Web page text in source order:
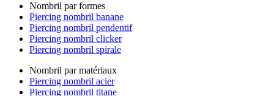
Nombril par formes
Piercing nombril banane
Piercing nombril pendentif
Piercing nombril clicker
Piercing nombril spirale
Nombril par matériaux
Piercing nombril acier
Piercing nombril titane